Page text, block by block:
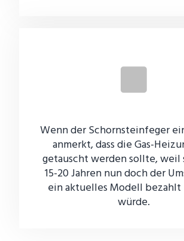
Wenn der Schornsteinfeger
anmerkt, dass die Gas-
getauscht werden sollte, weil
15-20 Jahren nun doch der
ein aktuelles Modell bezahlt
würde.